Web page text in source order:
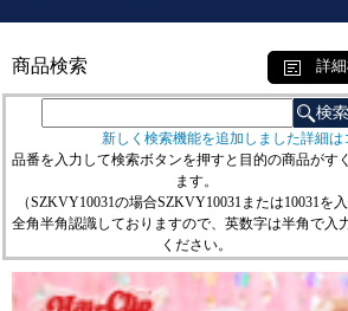
商品検索 詳細
新しく検索機能を追加しました詳細は
品番を入力して検索ボタンを押すと目的の商品がす
ます。
（SZKVY10031の場合SZKVY10031または10031を入
全角半角認識しておりますので、英数字は半角で入
ください。